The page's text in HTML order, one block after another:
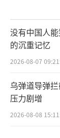
没有中国人
的沉重记忆
2026-08-07
乌弹道导弹
压力剧增
2026-08-08